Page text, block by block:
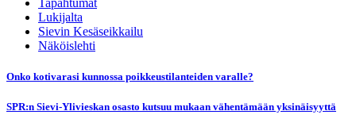
Tapahtumat
Lukijalta
Sievin Kesäseikkailu
Näköislehti
Onko kotivarasi kunnossa poikkeustilanteiden varalle?
SPR:n Sievi-Ylivieskan osasto kutsuu mukaan vähentämään yksinäisyyttä